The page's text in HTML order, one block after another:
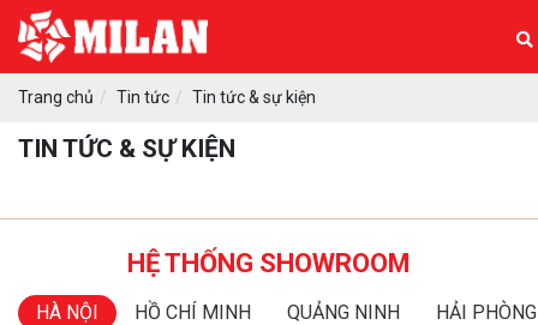
Trang chủ Tin tức Tin tức & sự kiện
TIN TỨC & SỰ KIỆN
HỆ THỐNG SHOWROOM
HÀ NỘI HỒ CHÍ MINH QUẢNG NINH HẢI PHÒNG